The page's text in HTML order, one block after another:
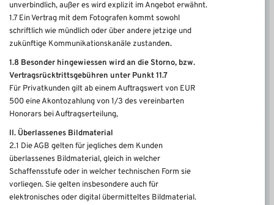
unverbindlich, außer es wird explizit im Angebot erwähnt.
1.7 Ein Vertrag mit dem Fotografen kommt sowohl
schriftlich wie mündlich oder über andere jetzige und
zukünftige Kommunikationskanäle zustanden.
1.8 Besonder hingewiessen wird an die Storno, bzw.
Vertragsrücktrittsgebühren unter Punkt 11.7
Für Privatkunden gilt ab einem Auftragswert von EUR
500 eine Akontozahlung von 1/3 des vereinbarten
Honorars bei Auftragserteilung,
II. Überlassenes Bildmaterial
2.1 Die AGB gelten für jegliches dem Kunden
überlassenes Bildmaterial, gleich in welcher
Schaffensstufe oder in welcher technischen Form sie
vorliegen. Sie gelten insbesondere auch für
elektronisches oder digital übermitteltes Bildmaterial.